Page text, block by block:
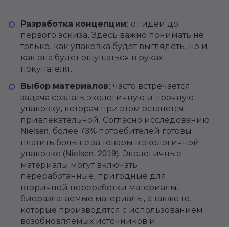
Разработка концепции: от идеи до
первого эскиза. Здесь важно понимать не
только, как упаковка будет выглядеть, но и
как она будет ощущаться в руках
покупателя.
Выбор материалов: часто встречается
задача создать экологичную и прочную
упаковку, которая при этом останется
привлекательной. Согласно исследованию
Nielsen, более 73% потребителей готовы
платить больше за товары в экологичной
упаковке (Nielsen, 2019). Экологичные
материалы могут включать
переработанные, пригодные для
вторичной переработки материалы,
биоразлагаемые материалы, а также те,
которые производятся с использованием
возобновляемых источников и